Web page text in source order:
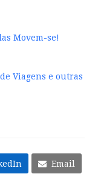
Movem-se!
Viagens e outras
Email